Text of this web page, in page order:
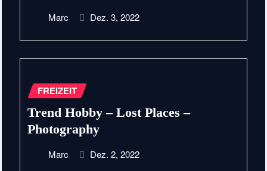
Marc Dez. 3, 2022
FREIZEIT
Trend Hobby – Lost Places –
Photography
Marc Dez. 2, 2022